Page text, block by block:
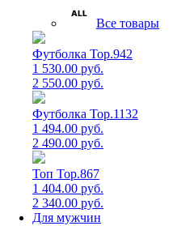
Все товары
Футболка Top.942
1 530.00 руб.
2 550.00 руб.
Футболка Top.1132
1 494.00 руб.
2 490.00 руб.
Топ Top.867
1 404.00 руб.
2 340.00 руб.
Для мужчин